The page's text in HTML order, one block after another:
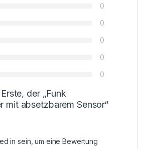
0
0
0
0
0
der „Funk
mit absetzbarem Sensor“
in sein, um eine Bewertung